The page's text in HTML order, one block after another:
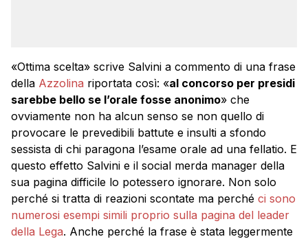
«Ottima scelta» scrive Salvini a commento di una frase
della Azzolina riportata così: «al concorso per presidi
sarebbe bello se l’orale fosse anonimo» che
ovviamente non ha alcun senso se non quello di
provocare le prevedibili battute e insulti a sfondo
sessista di chi paragona l’esame orale ad una fellatio. E
questo effetto Salvini e il social merda manager della
sua pagina difficile lo potessero ignorare. Non solo
perché si tratta di reazioni scontate ma perché ci sono
numerosi esempi simili proprio sulla pagina del leader
della Lega. Anche perché la frase è stata leggermente